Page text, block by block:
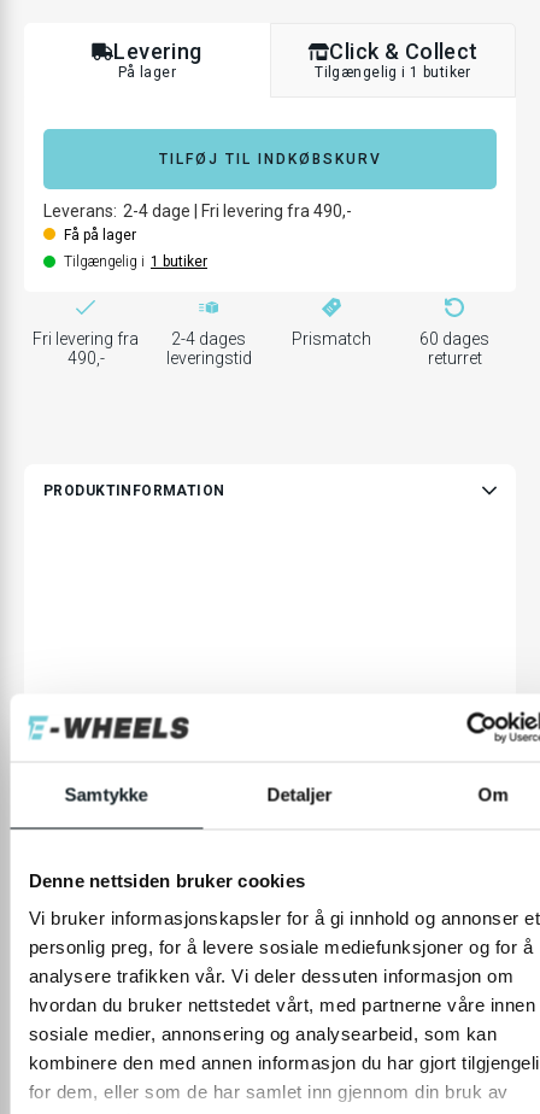
Samtykke Detaljer Om
Denne nettsiden bruker cookies
Vi bruker informasjonskapsler for å gi innhold og annonser et
personlig preg, for å levere sosiale mediefunksjoner og for å
analysere trafikken vår. Vi deler dessuten informasjon om
hvordan du bruker nettstedet vårt, med partnerne våre innen
sosiale medier, annonsering og analysearbeid, som kan
kombinere den med annen informasjon du har gjort
for dem, eller som de har samlet inn gjennom din bruk av
Levering
På lager
TILFØJ TIL INDKØBSKURV
Leverans: 2-4dage Fri levering fra 490,-
Få på lager
Tilgængelig i 1 butiker
Click & Collect
Tilgængelig i 1 butiker
Fri levering fra
490,-
2-4 dages
leveringstid
Prismatch
60 dages
returret
PRODUKTINFORMATION
SPECIFIKATIONER
ANMELDELSER